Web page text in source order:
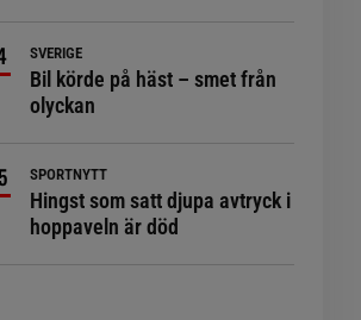
SVERIGE
Bil körde på häst – smet från
olyckan
SPORTNYTT
Hingst som satt djupa avtryck i
hoppaveln är död